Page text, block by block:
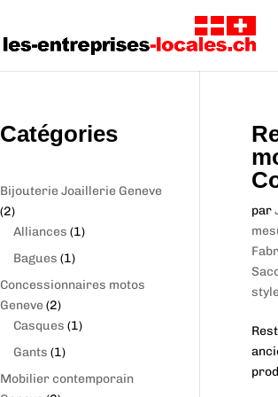
par
Catégories
Bijouterie Joaillerie Geneve
22
p
r
d
u
c
t
s
Alliances 11
o
u
t
Bagues 11
o
c
Concessionnaires motos
Geneve 22
p
r
d
Casques 11
o
Gants 11
Mobilier contemporain